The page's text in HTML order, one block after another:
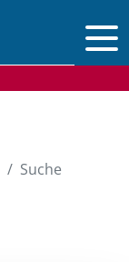
Suche